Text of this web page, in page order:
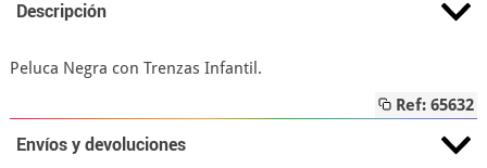
Descripción
Peluca Negra con Trenzas Infantil.
Ref: 65632
Envíos y devoluciones